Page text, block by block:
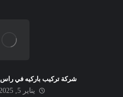
شركة تركيب باركيه في راس الخيمة
يناير 5, 2025